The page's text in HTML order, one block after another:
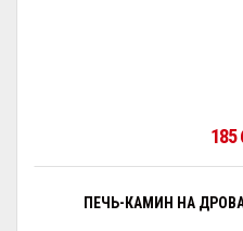
185
ПЕЧЬ-КАМИН НА ДРОВАХ